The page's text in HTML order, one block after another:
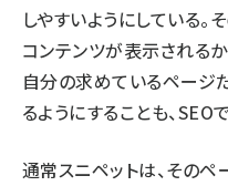
しやすいようにしている。
コンテンツが表示される
自分の求めているページ
るようにすることも、SEO
通常スニペットは、そのペ